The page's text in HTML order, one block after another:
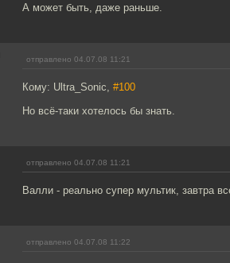
А может быть, даже раньше.
отправлено 04.07.08 11:21
Кому: Ultra_Sonic, #100
Но всё-таки хотелось бы знать.
отправлено 04.07.08 11:21
Валли - реально супер мультик, завтра
отправлено 04.07.08 11:22